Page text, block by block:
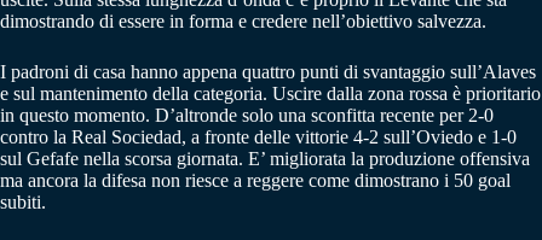
dimostrando di essere in forma e credere nell’obiettivo salvezza.
I padroni di casa hanno appena quattro punti di svantaggio sull’Alaves
e sul mantenimento della categoria. Uscire dalla zona rossa è prioritario
in questo momento. D’altronde solo una sconfitta recente per 2-0
contro la Real Sociedad, a fronte delle vittorie 4-2 sull’Oviedo e 1-0
sul Gefafe nella scorsa giornata. E’ migliorata la produzione offensiva
ma ancora la difesa non riesce a reggere come dimostrano i 50 goal
subiti.